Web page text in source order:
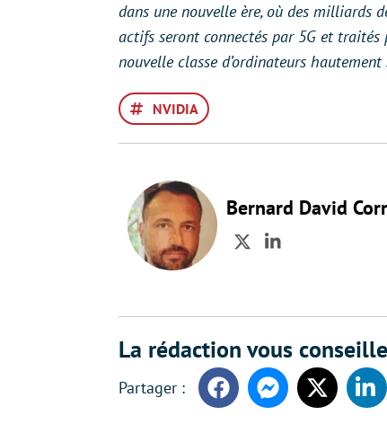
dans une nouvelle ère, où des milliards
actifs seront connectés par 5G et traités
nouvelle classe d’ordinateurs
NVIDIA
Bernard David
TwitterLinkedIn
La rédaction vous
FacebookMessengerTwitter